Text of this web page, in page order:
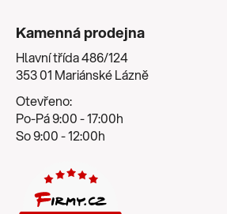
Kamenná prodejna
Hlavní třída 486/124
353 01 Mariánské Lázně
Otevřeno:
Po-Pá 9:00 - 17:00h
So 9:00 - 12:00h